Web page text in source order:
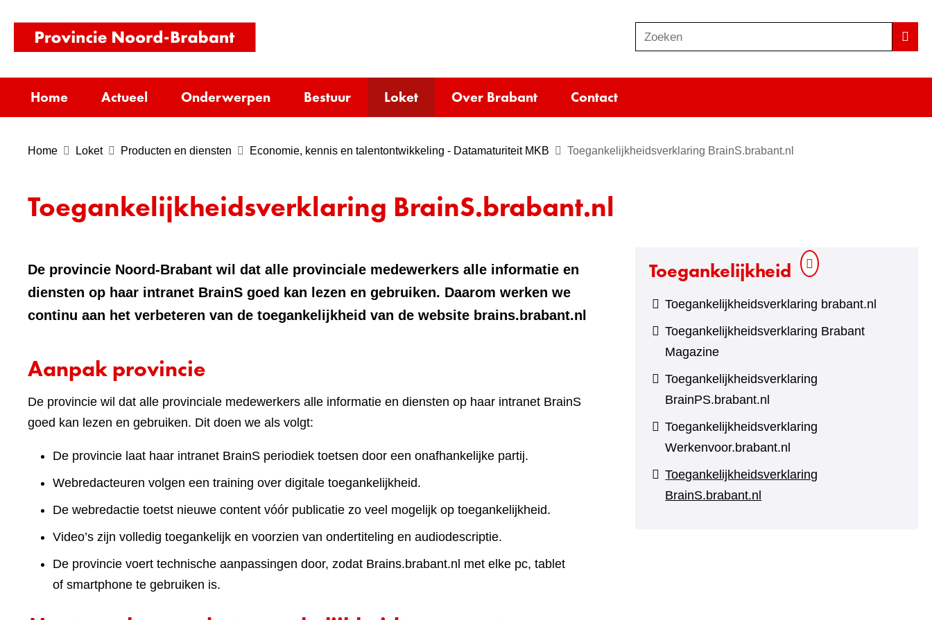
inhoud
homepage)
o
e
e
Zoeken
Home Actueel Onderwerpen Bestuur Loket Over Brabant Contact
Home Loket Producten en diensten Economie, kennis en talentontwikkeling - Datamaturiteit MKB Toegankelijkheidsverklaring BrainS.brabant.nl
Toegankelijkheidsverklaring BrainS.brabant.nl
De provincie Noord-Brabant wil dat alle provinciale medewerkers alle informatie en
diensten op haar intranet BrainS goed kan lezen en gebruiken. Daarom werken we
continu aan het verbeteren van de toegankelijkheid van de website brains.brabant.nl
Aanpak provincie
De provincie wil dat alle provinciale medewerkers alle informatie en diensten op haar intranet BrainS
goed kan lezen en gebruiken. Dit doen we als volgt:
De provincie laat haar intranet BrainS periodiek toetsen door een onafhankelijke partij.
Webredacteuren volgen een training over digitale toegankelijkheid.
De webredactie toetst nieuwe content vóór publicatie zo veel mogelijk op toegankelijkheid.
Video’s zijn volledig toegankelijk en voorzien van ondertiteling en audiodescriptie.
De provincie voert technische aanpassingen door, zodat Brains.brabant.nl met elke pc, tablet
of smartphone te gebruiken is.
Toegankelijkheid
Toegankelijkheidsverklaring brabant.nl
Toegankelijkheidsverklaring Brabant
Magazine
Toegankelijkheidsverklaring
BrainPS.brabant.nl
Toegankelijkheidsverklaring
Werkenvoor.brabant.nl
Toegankelijkheidsverklaring
BrainS.brabant.nl